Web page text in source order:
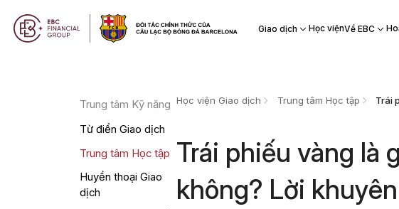
Giao dịch Học việnVề EBC
Trung tâm Kỹ năng
Từ điển Giao dịch
Trung tâm Học tập
Huyền thoại Giao
dịch
Học viện Giao dịch Trung tâm Học tập
Trái phiếu vàng là
không? Lời